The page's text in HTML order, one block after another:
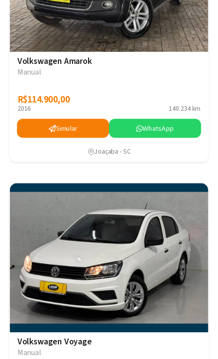
Volkswagen Amarok
Manual
R$114.900,00
R$114.900,00
2016 140.234 km
Simular WhatsApp
Joaçaba - SC
Volkswagen Voyage
Manual